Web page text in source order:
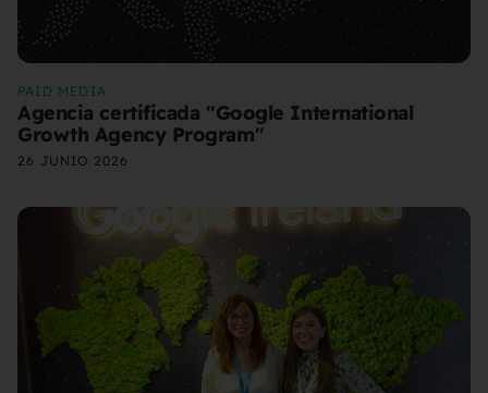
PAID MEDIA
Agencia certificada "Google International
Growth Agency Program"
26 JUNIO 2026